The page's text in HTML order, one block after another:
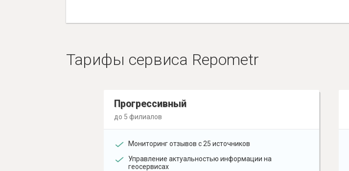
Тарифы сервиса Repometr
Прогрессивный
до 5 филиалов
Мониторинг отзывов с 25 источников
Управление актуальностью информации на
геосервисах